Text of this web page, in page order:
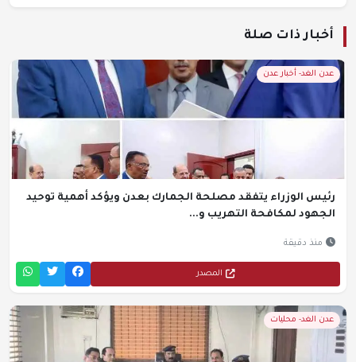
أخبار ذات صلة
عدن الغد- أخبار عدن
رئيس الوزراء يتفقد مصلحة الجمارك بعدن ويؤكد أهمية توحيد
الجهود لمكافحة التهريب و...
منذ دقيقة
المصدر
عدن الغد- محليات